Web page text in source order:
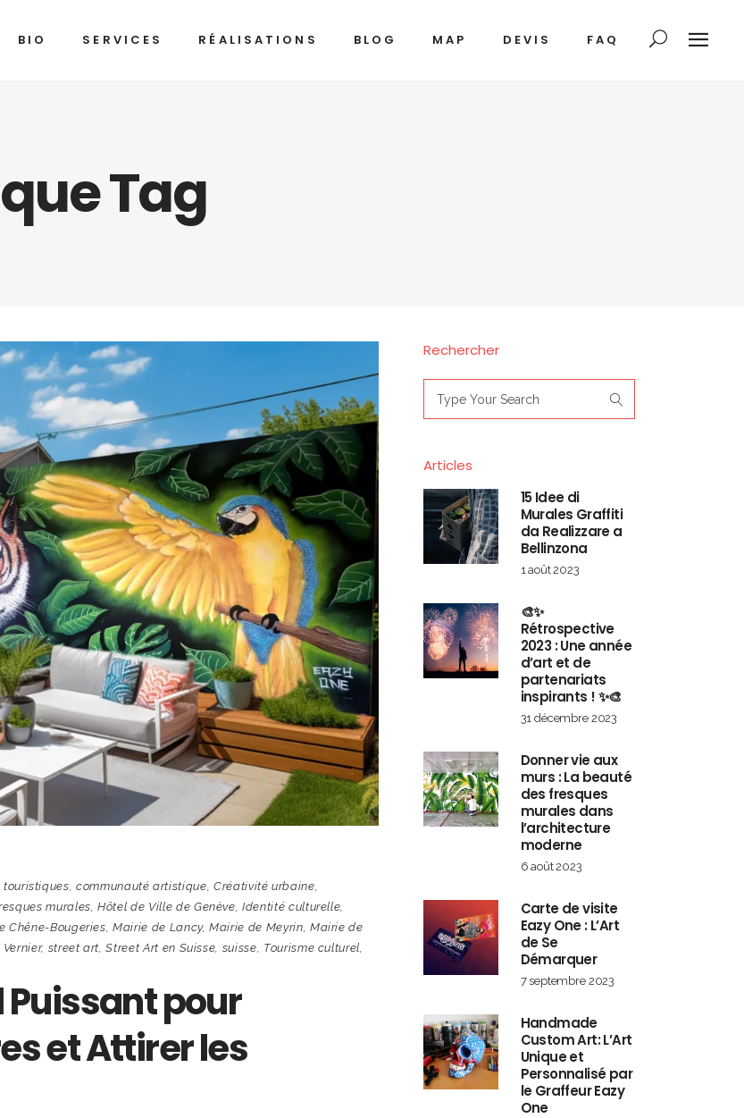
BIO SERVICES RÉALISATIONS BLOG MAP DEVIS FAQ
Tag
,communauté artistique ,Créativité urbaine
murales ,Hôtel de Ville de Genève ,Identité culturelle
Chêne-Bougeries ,Mairie de Lancy,Mairie de Meyrin Mairie de
, street art ,Street Art en Suisse suisse Tourisme culturel
Puissant pour
et Attirer les
Rechercher
for:
Articles
15 Idee di
Murales Graffiti
da Realizzare a
Bellinzona
1 août 2023
🎨✨
Rétrospective
2023 : Une année
d’art et de
partenariats
inspirants ! ✨🎨
31 décembre 2023
Donner vie aux
murs : La beauté
des fresques
murales dans
l’architecture
moderne
6 août 2023
Carte de visite
Eazy One : L’Art
de Se
Démarquer
7 septembre 2023
Handmade
Custom Art: L’Art
Unique et
Personnalisé par
le Graffeur Eazy
One